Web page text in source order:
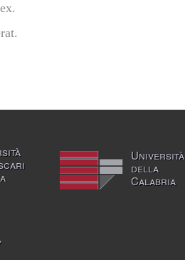
Università
della
Calabria